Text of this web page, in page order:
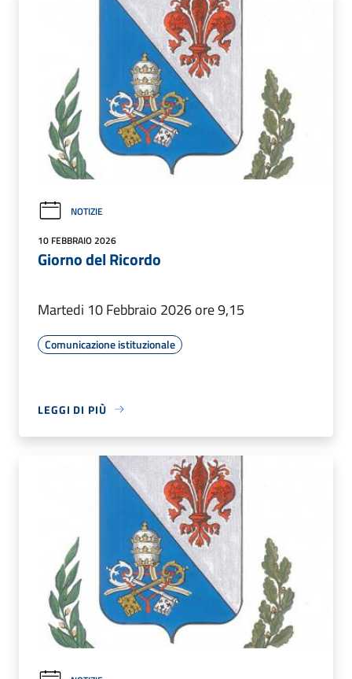
NOTIZIE
10 FEBBRAIO 2026
Giorno del Ricordo
Martedi 10 Febbraio 2026 ore 9,15
Comunicazione istituzionale
LEGGI DI PIÙ